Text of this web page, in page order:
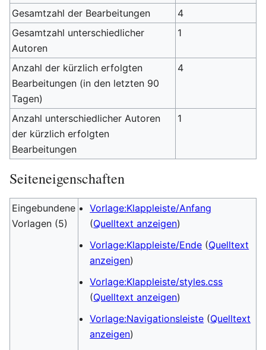
Gesamtzahl der Bearbeitungen
4
Gesamtzahl unterschiedlicher
Autoren
1
Anzahl der kürzlich erfolgten
Bearbeitungen (in den letzten 90
Tagen)
4
Anzahl unterschiedlicher Autoren
der kürzlich erfolgten
Bearbeitungen
1
Seiteneigenschaften
Eingebundene
Vorlagen (5)
Vorlage:Klappleiste/Anfang
(Quelltext anzeigen)
Vorlage:Klappleiste/Ende (Quelltext
anzeigen)
Vorlage:Klappleiste/styles.css
(Quelltext anzeigen)
Vorlage:Navigationsleiste (Quelltext
anzeigen)